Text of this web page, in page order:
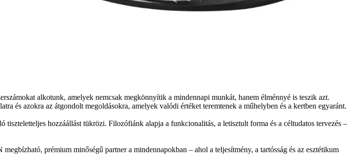
alkotunk, amelyek nemcsak megkönnyítik a mindennapi munkát, hanem élménnyé is teszik azt.
és azokra az átgondolt megoldásokra, amelyek valódi értéket teremtenek a műhelyben és a kertben egyaránt.
hozzáállást tükrözi. Filozófiánk alapja a funkcionalitás, a letisztult forma és a céltudatos tervezés –
prémium minőségű partner a mindennapokban – ahol a teljesítmény, a tartósság és az esztétikum